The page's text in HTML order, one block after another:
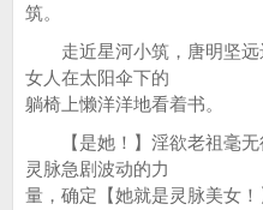
筑。
走近星河小筑，唐明坚远
女人在太阳伞下的
躺椅上懒洋洋地看着书。
【是她！】淫欲老祖毫无
灵脉急剧波动的力
量，确定【她就是灵脉美女